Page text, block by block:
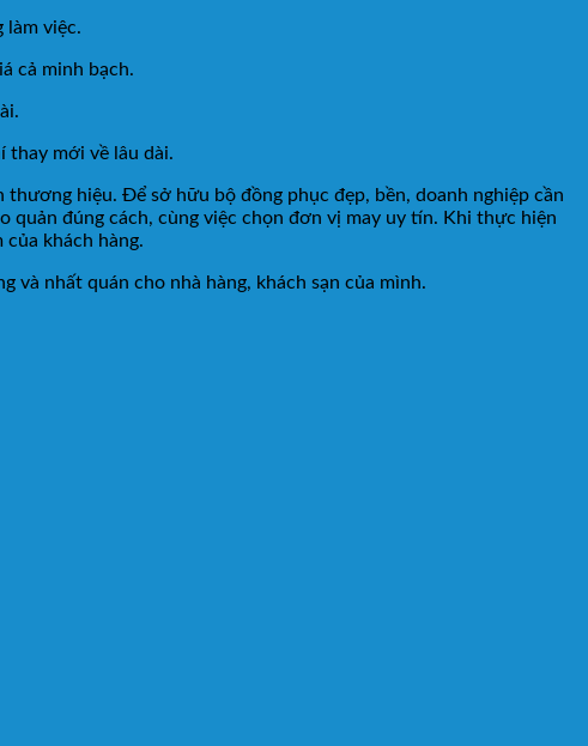
làm việc.
cả minh bạch.
thay mới về lâu dài.
hiệu. Để sở hữu bộ đồng phục đẹp, bền, doanh nghiệp cần
quản đúng cách, cùng việc chọn đơn vị may uy tín. Khi thực hiện
khách hàng.
và nhất quán cho nhà hàng, khách sạn của mình.